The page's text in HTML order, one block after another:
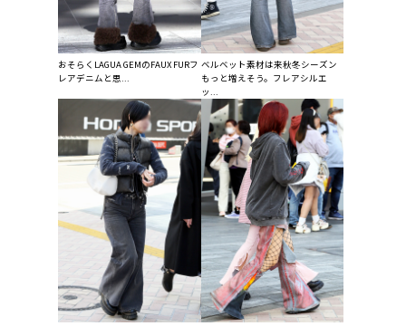
おそらくLAGUA GEMのFAUX FURフ
レアデニムと思...
ベルベット素材は来秋冬シーズン
もっと増えそう。フレアシルエ
ッ...